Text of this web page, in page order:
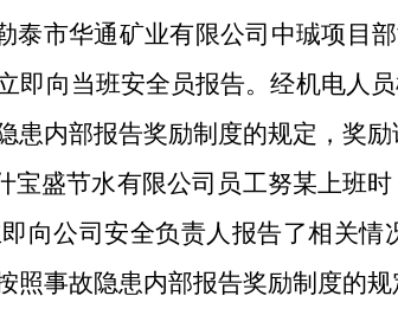
泰市华通矿业有限公司中珹项目
即向 当班安全员报告。经机电人
患内部报告奖励制度的规定， 奖励
宝盛节水有限公司员工努某上班时
向公司安全负责人报告了相关情
照事故隐患内部报告奖励制度的规